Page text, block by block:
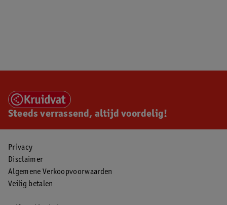
Steeds verrassend, altijd voordelig!
Privacy
Disclaimer
Algemene Verkoopvoorwaarden
Veilig betalen